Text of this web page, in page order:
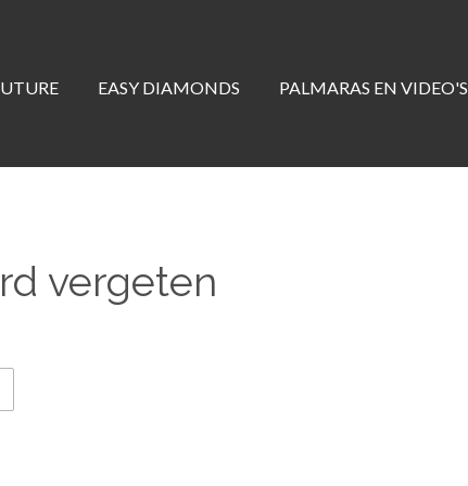
EASY DIAMONDS PALMARAS EN VIDEO'S
vergeten